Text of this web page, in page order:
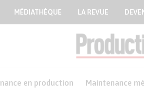
MÉDIATHÈQUE LA REVUE
en production Maintenance